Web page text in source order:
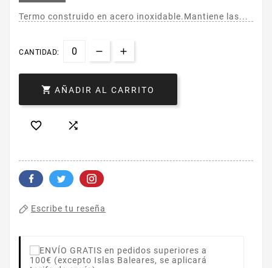
Termo construido en acero inoxidable.Mantiene las...
CANTIDAD:
 AÑADIR AL CARRITO
 
Escribe tu reseña